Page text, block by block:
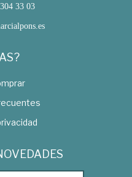
33 03